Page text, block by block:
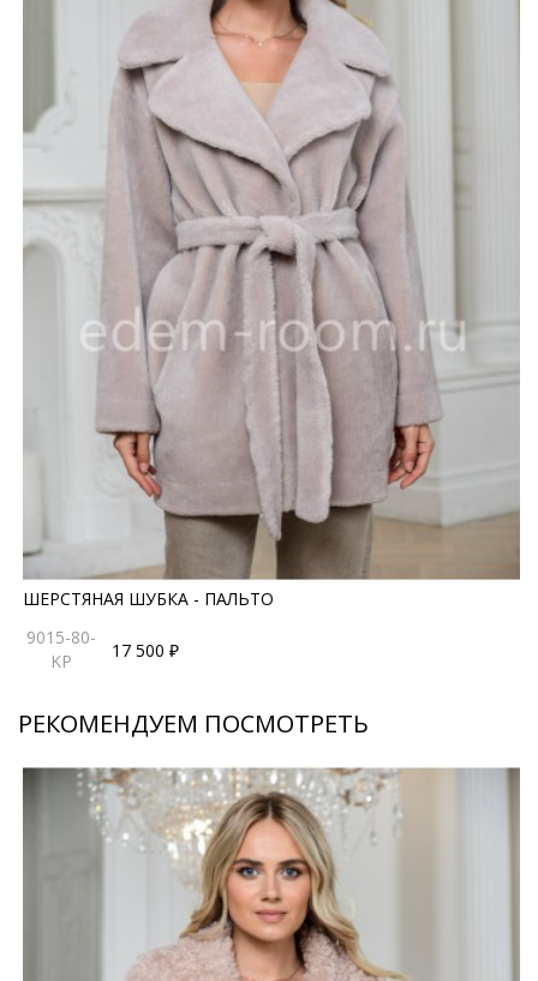
ШЕРСТЯНАЯ ШУБКА - ПАЛЬТО
9015-80-
KP
17 500 ₽
РЕКОМЕНДУЕМ ПОСМОТРЕТЬ